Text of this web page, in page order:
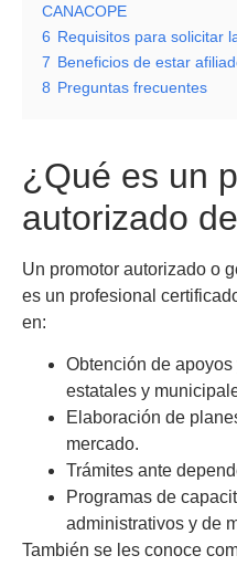
CANACOPE
6 Requisitos para solicitar
7 Beneficios de estar
8 Preguntas frecuentes
¿Qué es un
autorizado
Un promotor autorizado o
es un profesional
en:
Obtención de
estatales y
Elaboración de
mercado.
Trámites ante
Programas de
administrativos y de
También se les conoce